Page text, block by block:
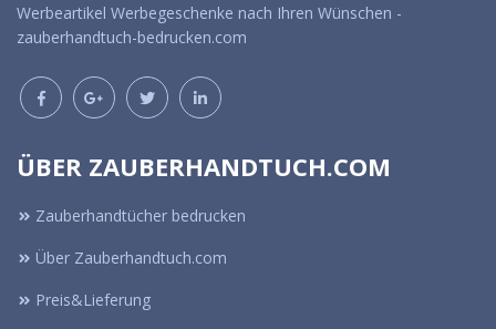
Werbeartikel Werbegeschenke nach Ihren Wünschen -
zauberhandtuch-bedrucken.com
ÜBER ZAUBERHANDTUCH.COM
Zauberhandtücher bedrucken
Über Zauberhandtuch.com
Preis&Lieferung